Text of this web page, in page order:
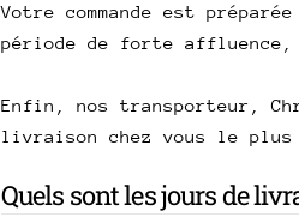
Votre commande est
période de forte
Enfin, nos transporteur,
livraison chez vous le plus
Quels sont les jours de